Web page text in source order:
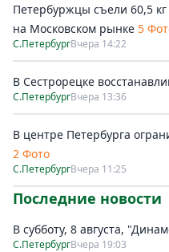
Петербуржцы съели 60,5
на Московском рынке 5
С.ПетербургВчера 14:22
В Сестрорецке
С.ПетербургВчера 13:36
В центре Петербурга
2 Фото
С.ПетербургВчера 11:25
Последние новости
В субботу, 8 августа,
С.ПетербургВчера 19:03